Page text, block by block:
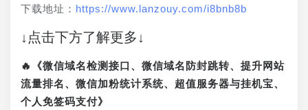
下载地址： https://www.lanzouy.com/i8bnb8b
↓点击下方了解更多↓
🔥《微信域名检测接口、微信域名防封跳转、提升网站
流量排名、微信加粉统计系统、超值服务器与挂机宝、
个人免签码支付》